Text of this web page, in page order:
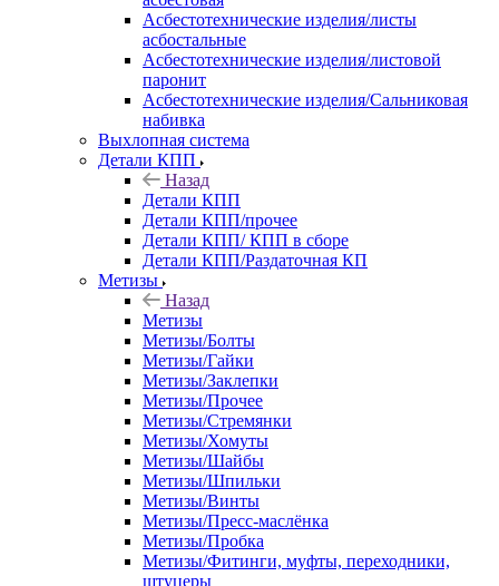
Асбестотехнические изделия/листы
асбостальные
Асбестотехнические изделия/листовой
паронит
Асбестотехнические изделия/Сальниковая
набивка
Выхлопная система
Детали КПП
Назад
Детали КПП
Детали КПП/прочее
Детали КПП/ КПП в сборе
Детали КПП/Раздаточная КП
Метизы
Назад
Метизы
Метизы/Болты
Метизы/Гайки
Метизы/Заклепки
Метизы/Прочее
Метизы/Стремянки
Метизы/Хомуты
Метизы/Шайбы
Метизы/Шпильки
Метизы/Винты
Метизы/Пресс-маслёнка
Метизы/Пробка
Метизы/Фитинги, муфты, переходники,
штуцеры